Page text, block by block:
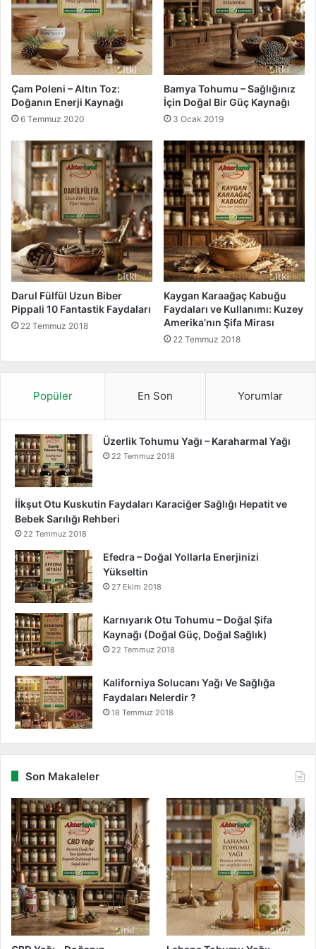
ı
m
ı
|
B
i
t
k
i
l
a
r
ı
v
e
K
u
l
ı
|
B
i
t
k
i
B
i
g
i
Çam Poleni – Altın Toz:
Doğanın Enerji Kaynağı
6 Temmuz 2020
Bamya Tohumu – Sağlığınız
İçin Doğal Bir Güç Kaynağı
3 Ocak 2019
Darul Fülfül Uzun Biber
Pippali 10 Fantastik Faydaları
22 Temmuz 2018
Kaygan Karaağaç Kabuğu
Faydaları ve Kullanımı: Kuzey
Amerika’nın Şifa Mirası
22 Temmuz 2018
Popüler En Son Yorumlar
Üzerlik Tohumu Yağı – Karaharmal Yağı
22 Temmuz 2018
İİkşut Otu Kuskutin Faydaları Karaciğer Sağlığı Hepatit ve
Bebek Sarılığı Rehberi
22 Temmuz 2018
Efedra – Doğal Yollarla Enerjinizi
Yükseltin
27 Ekim 2018
Karnıyarık Otu Tohumu – Doğal Şifa
Kaynağı (Doğal Güç, Doğal Sağlık)
22 Temmuz 2018
Kaliforniya Solucanı Yağı Ve Sağlığa
Faydaları Nelerdir ?
18 Temmuz 2018
Son Makaleler